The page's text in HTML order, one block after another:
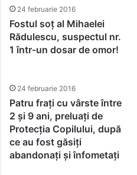
24 februarie 2016
Fostul soț al Mihaelei
Rădulescu, suspectul nr.
1 într-un dosar de omor!
24 februarie 2016
Patru frați cu vârste între
2 și 9 ani, preluați de
Protecția Copilului, după
ce au fost găsiți
abandonați și înfometați